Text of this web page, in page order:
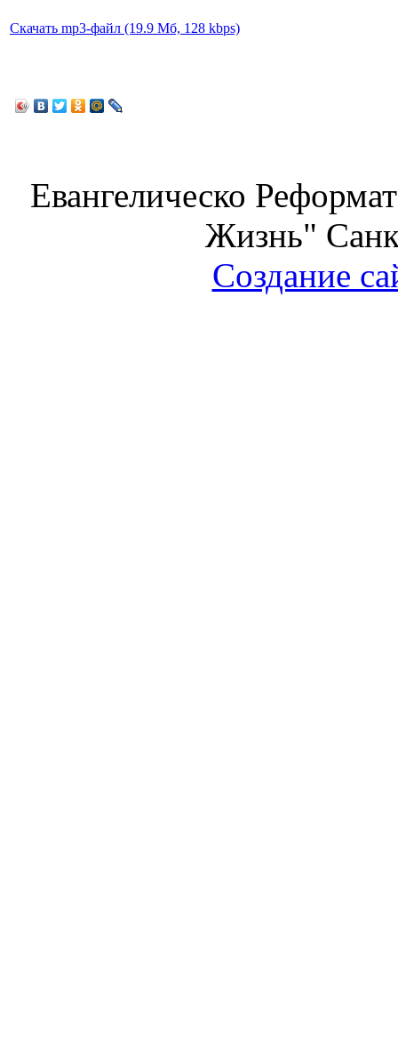
Скачать mp3-файл (19.9 Мб, 128 kbps)
Евангелическо
Жизнь"
Создание